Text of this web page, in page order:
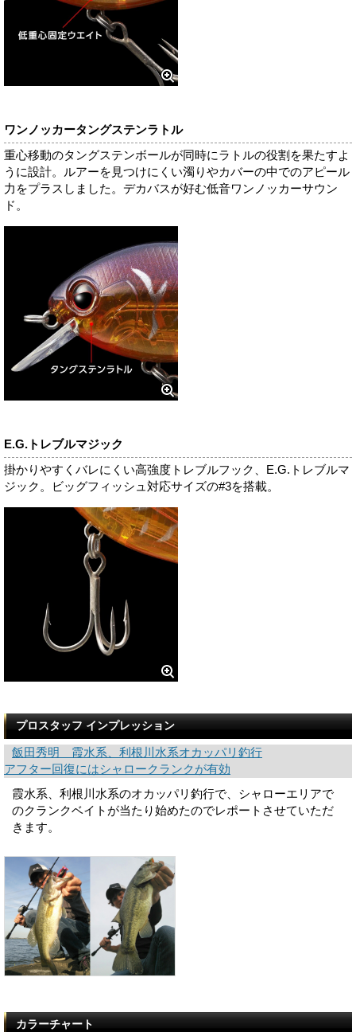
ワンノッカータングステンラトル
重心移動のタングステンボールが同時にラトルの役割を果たすよ
うに設計。ルアーを見つけにくい濁りやカバーの中でのアピール
力をプラスしました。デカバスが好む低音ワンノッカーサウン
ド。
E.G.トレブルマジック
掛かりやすくバレにくい高強度トレブルフック、E.G.トレブルマ
ジック。ビッグフィッシュ対応サイズの#3を搭載。
プロスタッフ インプレッション
飯田秀明 霞水系、利根川水系オカッパリ釣行
アフター回復にはシャロークランクが有効
霞水系、利根川水系のオカッパリ釣行で、シャローエリアで
のクランクベイトが当たり始めたのでレポートさせていただ
きます。
カラーチャート